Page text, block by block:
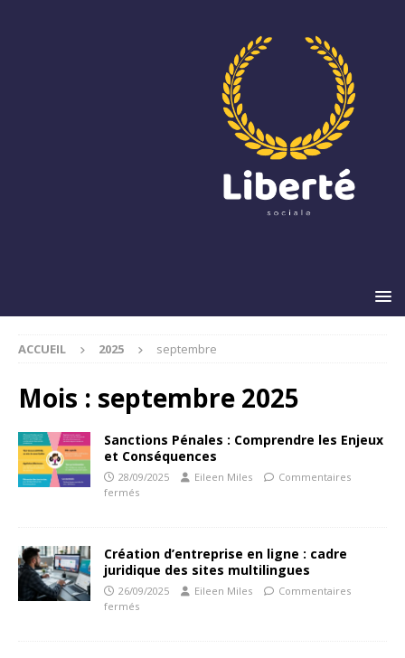
ACCUEIL 2025 septembre
Mois : septembre 2025
Sanctions Pénales : Comprendre les Enjeux
et Conséquences
28/09/2025 Eileen Miles
Commentaires
fermés
Création d’entreprise en ligne : cadre
juridique des sites multilingues
26/09/2025 Eileen Miles
Commentaires
fermés